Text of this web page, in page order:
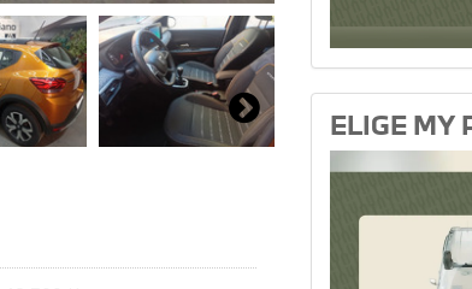
ELIGE MY